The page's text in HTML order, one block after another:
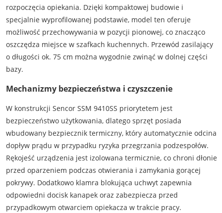
rozpoczęcia opiekania. Dzięki kompaktowej budowie i
specjalnie wyprofilowanej podstawie, model ten oferuje
możliwość przechowywania w pozycji pionowej, co znacząco
oszczędza miejsce w szafkach kuchennych. Przewód zasilający
o długości ok. 75 cm można wygodnie zwinąć w dolnej części
bazy.
Mechanizmy bezpieczeństwa i czyszczenie
W konstrukcji Sencor SSM 9410SS priorytetem jest
bezpieczeństwo użytkowania, dlatego sprzęt posiada
wbudowany bezpiecznik termiczny, który automatycznie odcina
dopływ prądu w przypadku ryzyka przegrzania podzespołów.
Rękojeść urządzenia jest izolowana termicznie, co chroni dłonie
przed oparzeniem podczas otwierania i zamykania gorącej
pokrywy. Dodatkowo klamra blokująca uchwyt zapewnia
odpowiedni docisk kanapek oraz zabezpiecza przed
przypadkowym otwarciem opiekacza w trakcie pracy.